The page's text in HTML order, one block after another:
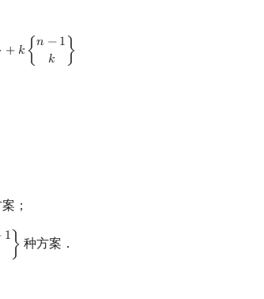
+ 𝑘 { 𝑛 −1
𝑘
}
{ − 1k }
；
1 } 种方案．